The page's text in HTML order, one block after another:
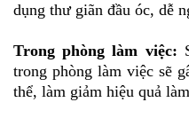
dụng thư giãn đầu óc, dễ
Trong phòng làm việc:
trong phòng làm việc sẽ
thể, làm giảm hiệu quả